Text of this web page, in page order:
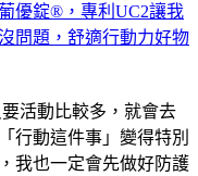
優錠®，專利UC2讓我
問題，舒適行動力好物
活動比較多，就會去
行動這件事」變得特別
我也一定會先做好防護